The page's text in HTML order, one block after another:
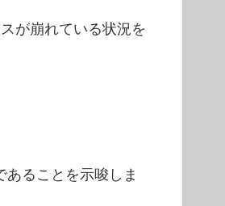
が崩れている状況を
ることを示唆しま